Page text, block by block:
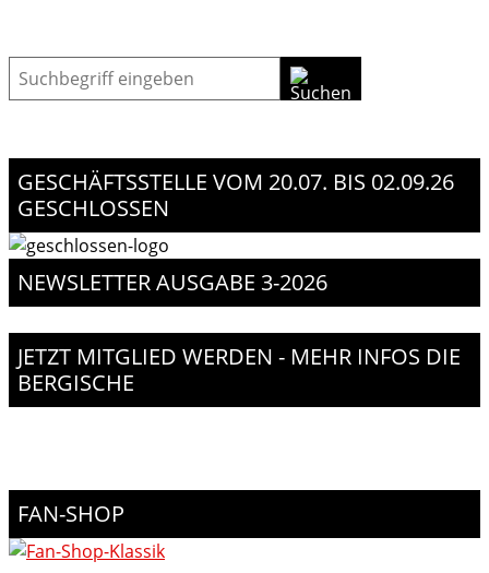
Suche
GESCHÄFTSSTELLE VOM 20.07. BIS 02.09.26
GESCHLOSSEN
NEWSLETTER AUSGABE 3-2026
JETZT MITGLIED WERDEN - MEHR INFOS DIE
BERGISCHE
FAN-SHOP